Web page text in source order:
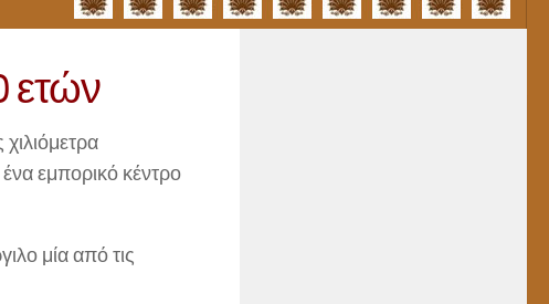
ετών
εμπορικό κέντρο
μία από τις